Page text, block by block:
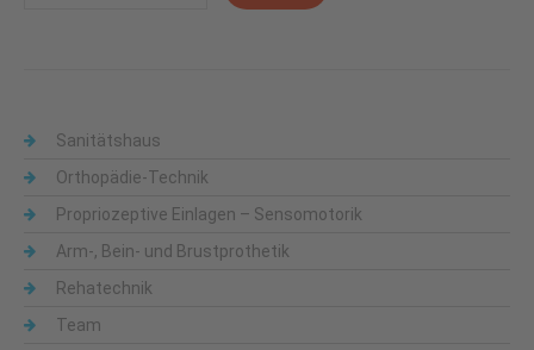
Sanitätshaus
Orthopädie-Technik
Propriozeptive Einlagen – Sensomotorik
Arm-, Bein- und Brustprothetik
Rehatechnik
Team